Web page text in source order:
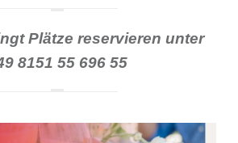
Plätze reservieren unter
8151 55 696 55